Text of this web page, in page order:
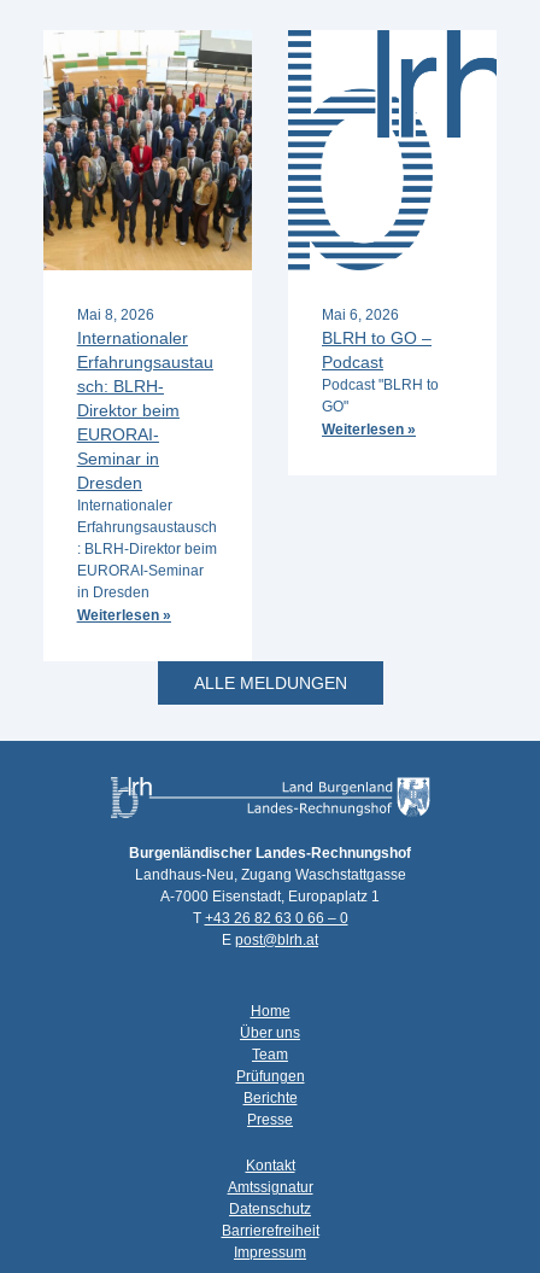
Mai 8, 2026
Internationaler
Erfahrungsaustau
sch: BLRH-
Direktor beim
EURORAI-
Seminar in
Dresden
Internationaler
Erfahrungsaustausch
: BLRH-Direktor beim
EURORAI-Seminar
in Dresden
Weiterlesen »
Mai 6, 2026
BLRH to GO –
Podcast
Podcast "BLRH to
GO"
Weiterlesen »
ALLE MELDUNGEN
Burgenländischer Landes-Rechnungshof
Landhaus-Neu, Zugang Waschstattgasse
A-7000 Eisenstadt, Europaplatz 1
T +43 26 82 63 0 66 – 0
E post@blrh.at
Home
Über uns
Team
Prüfungen
Berichte
Presse
Kontakt
Amtssignatur
Datenschutz
Barrierefreiheit
Impressum